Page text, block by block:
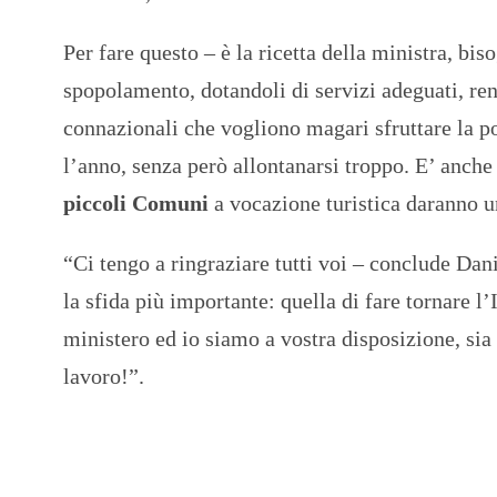
Per fare questo – è la ricetta della ministra,
spopolamento, dotandoli di servizi adeguati,
connazionali che vogliono magari sfruttare la
l’anno, senza però allontanarsi troppo. E’
piccoli Comuni a vocazione turistica daranno
“Ci tengo a ringraziare tutti voi – conclude
la sfida più importante: quella di fare tornare
ministero ed io siamo a vostra disposizione,
lavoro!”.